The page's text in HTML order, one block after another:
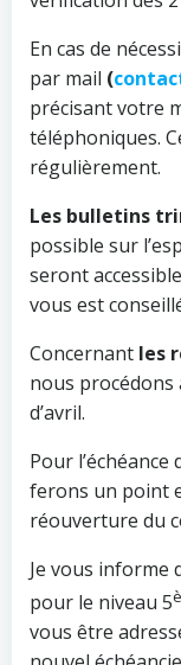
En cas de
par mail (
précisant votre
téléphoniques.
régulièrement.
Les bulletins
possible sur
seront
vous est
Concernant les
nous procédons
d’avril.
Pour l’échéance
ferons un point
réouverture du
Je vous informe
pour le niveau 5
vous être